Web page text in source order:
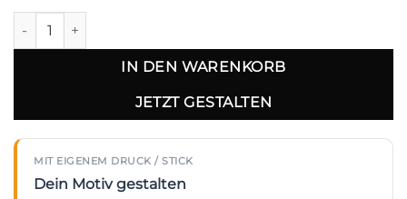
Helly Hansen - Workwear Gürtel - HH9528 Menge
IN DEN WARENKORB
JETZT GESTALTEN
MIT EIGENEM DRUCK / STICK
Dein Motiv gestalten